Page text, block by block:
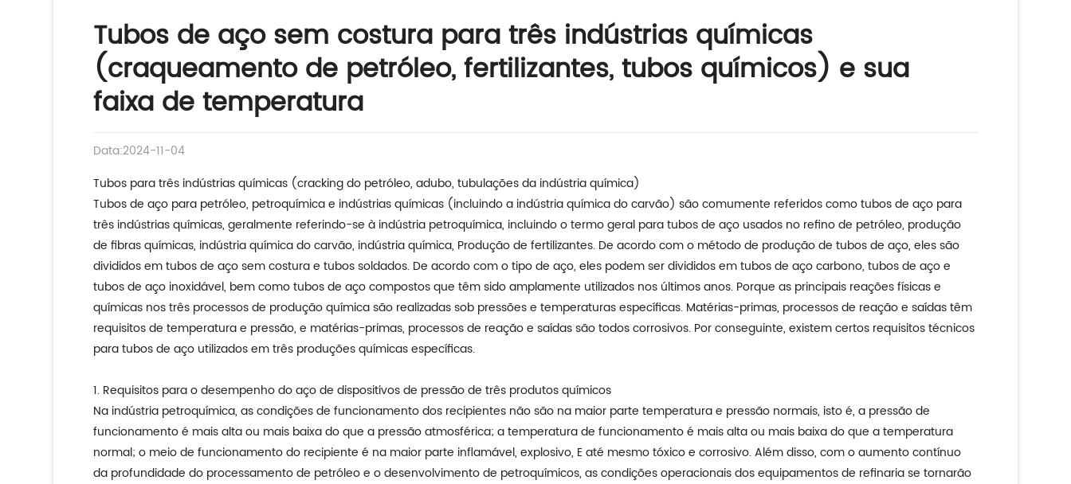
Tubos de aço sem costura para três indústrias químicas
(craqueamento de petróleo, fertilizantes, tubos químicos) e sua
faixa de temperatura
Data:2024-11-04
Tubos para três indústrias químicas (cracking do petróleo, adubo, tubulações da indústria química)
Tubos de aço para petróleo, petroquímica e indústrias químicas (incluindo a indústria química do carvão) são comumente referidos como tubos de aço para
três indústrias químicas, geralmente referindo-se à indústria petroquímica, incluindo o termo geral para tubos de aço usados no refino de petróleo, produção
de fibras químicas, indústria química do carvão, indústria química, Produção de fertilizantes. De acordo com o método de produção de tubos de aço, eles são
divididos em tubos de aço sem costura e tubos soldados. De acordo com o tipo de aço, eles podem ser divididos em tubos de aço carbono, tubos de aço e
tubos de aço inoxidável, bem como tubos de aço compostos que têm sido amplamente utilizados nos últimos anos. Porque as principais reações físicas e
químicas nos três processos de produção química são realizadas sob pressões e temperaturas específicas. Matérias-primas, processos de reação e saídas têm
requisitos de temperatura e pressão, e matérias-primas, processos de reação e saídas são todos corrosivos. Por conseguinte, existem certos requisitos técnicos
para tubos de aço utilizados em três produções químicas específicas.
1. Requisitos para o desempenho do aço de dispositivos de pressão de três produtos químicos
Na indústria petroquímica, as condições de funcionamento dos recipientes não são na maior parte temperatura e pressão normais, isto é, a pressão de
funcionamento é mais alta ou mais baixa do que a pressão atmosférica; a temperatura de funcionamento é mais alta ou mais baixa do que a temperatura
normal; o meio de funcionamento do recipiente é na maior parte inflamável, explosivo, E até mesmo tóxico e corrosivo. Além disso, com o aumento contínuo
da profundidade do processamento de petróleo e o desenvolvimento de petroquímicos, as condições operacionais dos equipamentos de refinaria se tornarão